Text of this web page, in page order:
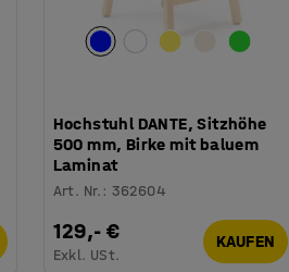
Hochstuhl DANTE, Sitzhöhe
500 mm, Birke mit baluem
Laminat
Art. Nr. : 362604
129,- €
Exkl. USt.
KAUFEN